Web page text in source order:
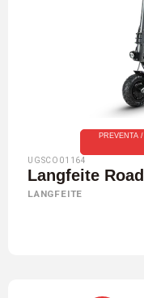
PREVENTA
UGSCO01164
Langfeite
LANGFEITE